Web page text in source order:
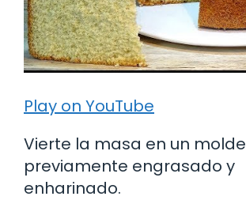
Play on YouTube
Vierte la masa en un molde
previamente engrasado y
enharinado.